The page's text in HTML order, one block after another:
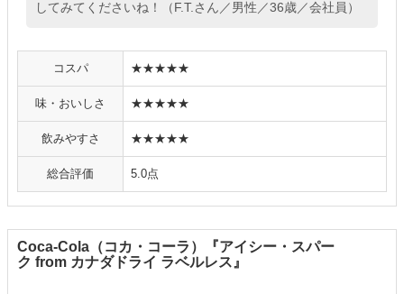
してみてくださいね！（F.T.さん／男性／36歳／会社員）
コスパ ★★★★★
味・おいしさ ★★★★★
飲みやすさ ★★★★★
総合評価 5.0点
Coca-Cola（コカ・コーラ）『アイシー・スパー
ク from カナダドライ ラベルレス』